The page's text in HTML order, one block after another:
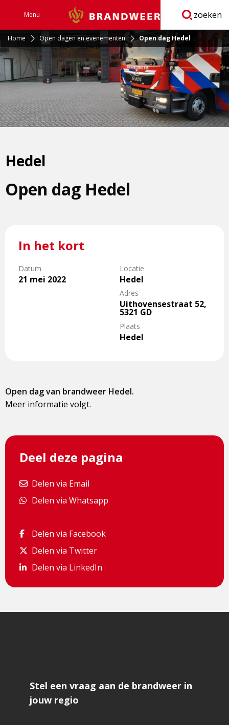
Menu Brandweer zoeken
Home Open dagen en evenementen Open dag Hedel
Open dag Hedel
Hedel
In het kort
Datum
21 mei 2022
Locatie
Hedel
Adres
Uithovensestraat 52,
5321 GD
Plaats
Hedel
Open dag van brandweer Hedel.
Meer informatie volgt.
Deel deze pagina
Delen via Email
Delen via Email
Delen via Whatsapp
Delen via Whatsapp
Delen via Facebook
Delen via Facebook
Delen via Twitter
Delen via Twitter
Delen via LinkedIn
Delen via LinkedIn
Stel een vraag aan de brandweer in
jouw regio